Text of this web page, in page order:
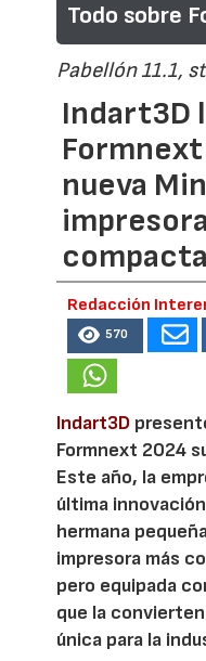
Todo sobre
Pabellón 11.1,
Indart3D
nueva
Redacción
570
Indart3D
Formnext 2024
Este año, la
última
hermana
impresora más
pero equipada
que la
única para la